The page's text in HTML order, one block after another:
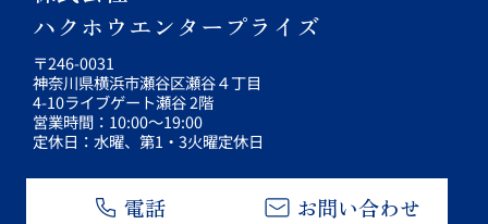
ハクホウエンタープライズ
〒246-0031
神奈川県横浜市瀬谷区瀬谷４丁目
4-10ライブゲート瀬谷 2階
営業時間：10:00～19:00
定休日：水曜、第1・3火曜定休日
電話
お問い合わせ